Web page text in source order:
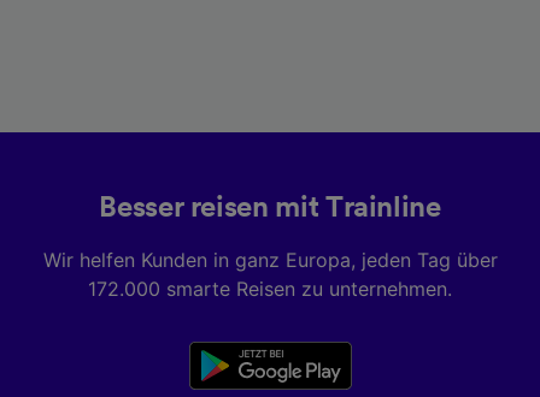
Besser reisen mit Trainline
Wir helfen Kunden in ganz Europa, jeden Tag über
172.000 smarte Reisen zu unternehmen.